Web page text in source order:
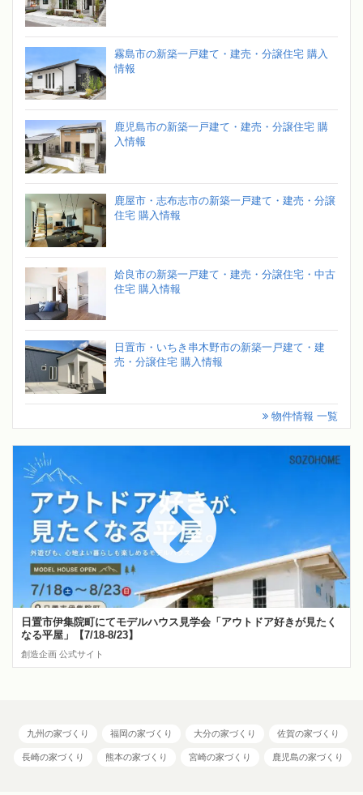
霧島市の新築一戸建て・建売・分譲住宅 購入
情報
鹿児島市の新築一戸建て・建売・分譲住宅 購
入情報
鹿屋市・志布志市の新築一戸建て・建売・分譲
住宅 購入情報
姶良市の新築一戸建て・建売・分譲住宅・中古
住宅 購入情報
日置市・いちき串木野市の新築一戸建て・建
売・分譲住宅 購入情報
物件情報 一覧
日置市伊集院町にてモデルハウス見学会「アウトドア好きが見たく
なる平屋」【7/18-8/23】
創造企画 公式サイト
九州の家づくり 福岡の家づくり 大分の家づくり 佐賀の家づくり
長崎の家づくり 熊本の家づくり 宮崎の家づくり 鹿児島の家づくり